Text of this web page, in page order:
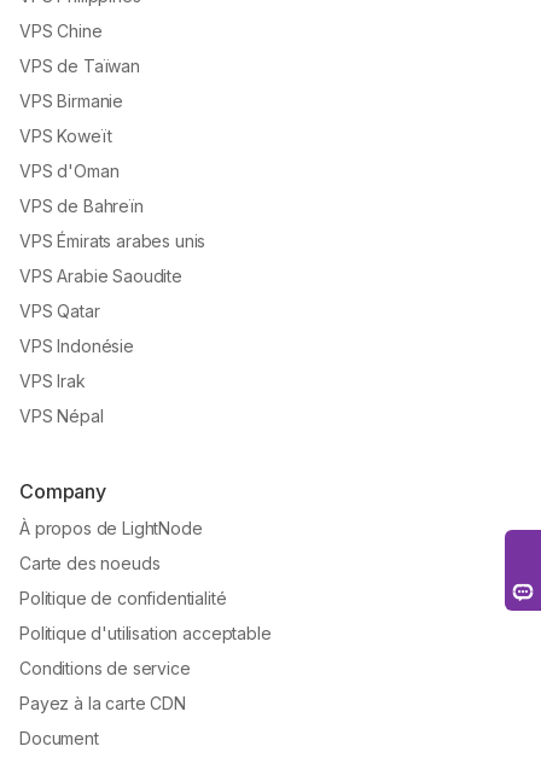
VPS Chine
VPS de Taïwan
VPS Birmanie
VPS Koweït
VPS d'Oman
VPS de Bahreïn
VPS Émirats arabes unis
VPS Arabie Saoudite
VPS Qatar
VPS Indonésie
VPS Irak
VPS Népal
Company
À propos de LightNode
Carte des noeuds
Politique de confidentialité
Politique d'utilisation acceptable
Conditions de service
Payez à la carte CDN
Document